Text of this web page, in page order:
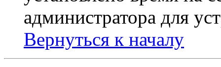
администратора для
Вернуться к началу